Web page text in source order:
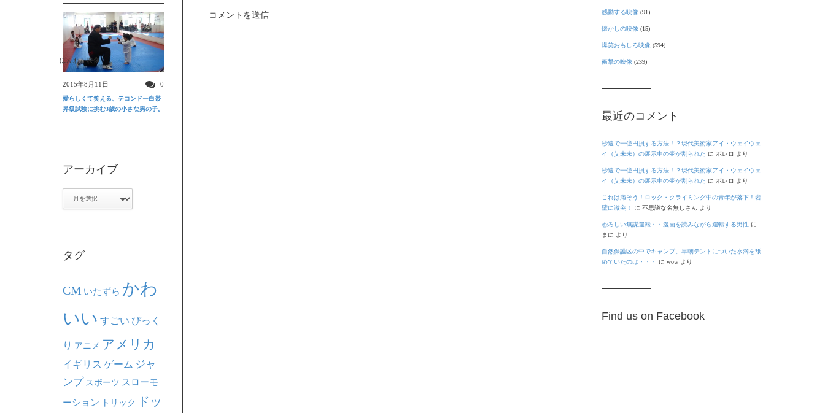
感動する映像 (91)
懐かしの映像 (15)
爆笑おもしろ映像 (594)
衝撃の映像 (239)
最近のコメント
秒速で一億円損する方法！？現代美術家アイ・ウェイウェ
イ（艾未未）の展示中の壷が割られた に ボレロ より
秒速で一億円損する方法！？現代美術家アイ・ウェイウェ
イ（艾未未）の展示中の壷が割られた に ボレロ より
これは痛そう！ロック・クライミング中の青年が落下！岩
壁に激突！
に 不思議な名無しさん より
恐ろしい無謀運転・・漫画を読みながら運転する男性に
まに より
自然保護区の中でキャンプ。早朝テントについた水滴を舐
めていたのは・・・
に wowより
Find us on Facebook
ほんわか映像
2015年8月11日 0
愛らしくて笑える、テコンドー白帯
昇級試験に挑む3歳の小さな男の子。
アーカイブ
タグ
CM いたずら かわ
いい すごい びっく
り アニメ アメリカ
イギリス ゲーム ジャ
ンプ スポーツ スローモ
ーション トリック
ドッ